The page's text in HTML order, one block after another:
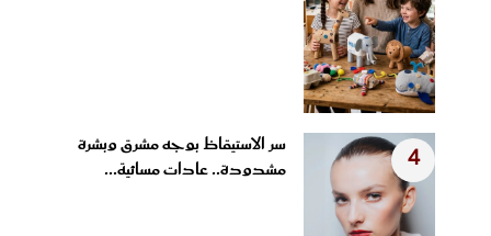
4
سر الاستيقاظ بوجه مشرق وبشرة
مشدودة.. عادات مسائية...